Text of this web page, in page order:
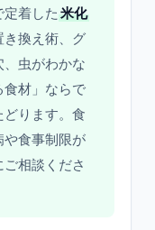
着した 米化
換え術、グ
虫がわかな
食材」ならで
ります。食
食事制限が
相談くださ